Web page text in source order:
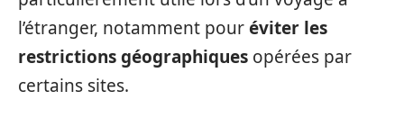
l’étranger, notamment pouréviter les
restrictions géographiques opérées par
certains sites.